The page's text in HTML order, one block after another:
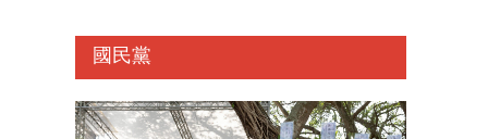
國民黨